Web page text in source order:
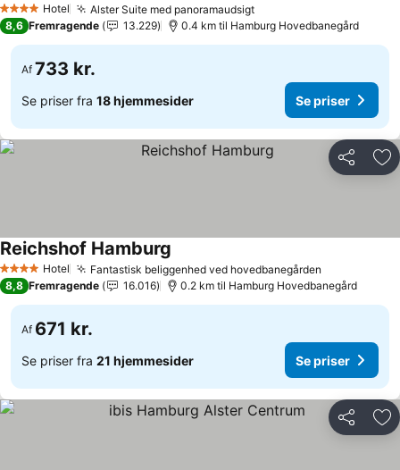
4 StjernerHotel Alster Suite med panoramaudsigtSe priser
8,6 Fremragende 13.229 0.4 km til Hamburg Hovedbanegård
Af 733 kr.
Se priser fra 18 hjemmesider Se priser
Del
4 StjernerHotel Fantastisk beliggenhed ved hovedbanegården
Reichshof Hamburg
8,8 Fremragende 16.016 0.2 km til Hamburg Hovedbanegård
Af 671 kr.
Se priser fra 21 hjemmesider Se priser
Del